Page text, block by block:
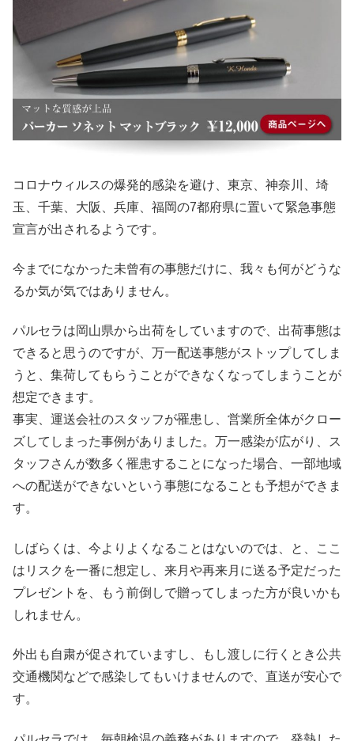
コロナウィルスの爆発的感染を避け、東京、神奈川、埼
玉、千葉、大阪、兵庫、福岡の7都府県に置いて緊急事態
宣言が出されるようです。
今までになかった未曾有の事態だけに、我々も何がどうな
るか気が気ではありません。
パルセラは岡山県から出荷をしていますので、出荷事態は
できると思うのですが、万一配送事態がストップしてしま
うと、集荷してもらうことができなくなってしまうことが
想定できます。
事実、運送会社のスタッフが罹患し、営業所全体がクロー
ズしてしまった事例がありました。万一感染が広がり、ス
タッフさんが数多く罹患することになった場合、一部地域
への配送ができないという事態になることも予想ができま
す。
しばらくは、今よりよくなることはないのでは、と、ここ
はリスクを一番に想定し、来月や再来月に送る予定だった
プレゼントを、もう前倒しで贈ってしまった方が良いかも
しれません。
外出も自粛が促されていますし、もし渡しに行くとき公共
交通機関などで感染してもいけませんので、直送が安心で
す。